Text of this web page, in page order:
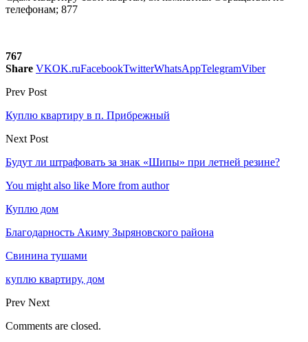
телефонам; 877
767
Share VKOK.ruFacebookTwitterWhatsAppTelegramViber
Prev Post
Куплю квартиру в п. Прибрежный
Next Post
Будут ли штрафовать за знак «Шипы» при летней резине?
You might also like More from author
Куплю дом
Благодарность Акиму Зыряновского района
Свинина тушами
куплю квартиру, дом
Prev Next
Comments are closed.